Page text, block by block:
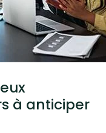
à anticiper